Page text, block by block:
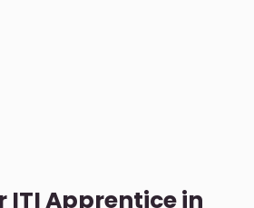
ITI Apprentice in